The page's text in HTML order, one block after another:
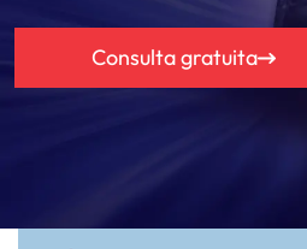
Consulta gratuita